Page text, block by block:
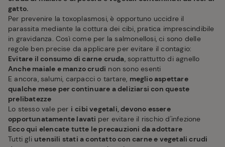
gatto.
Per prevenire la toxoplasmosi, è opportuno uccidre il
parassita mediante la cottura dei cibi, pratica imprescindibile
in gravidanza. Così come per la salmonellosi, ci sono delle
regole ben precise da applicare per evitare il contagio:
Evitare il consumo di carne cruda, soprattutto di agnello
Anche maiale e manzo crudi non sono esenti
E ancora, salumi, carpacci o tartare, meglio aspettare
qualche mese per continuare a deliziarsi con queste
prelibatezze
Lo stesso vale per i cibi vegetali, devono essere
opportunatamente lavati per evitare il rischio d'infezione
Ecco qui elencate tutte le precauzioni da adottare
Tutti gli utensili stati a contatto con carne e vegetali crudi